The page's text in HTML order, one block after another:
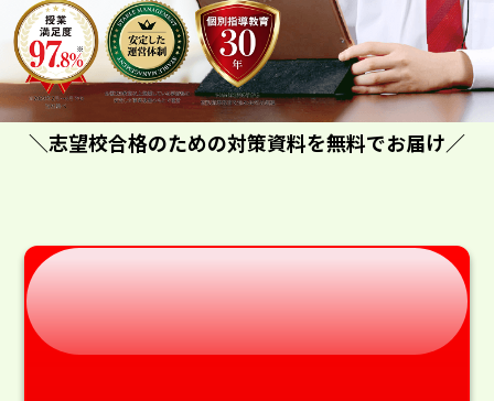
＼志望校合格のための対策資料を無料でお届け／